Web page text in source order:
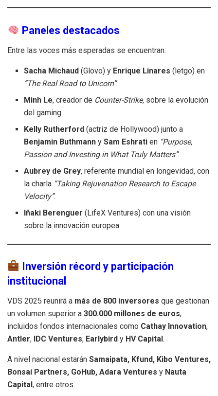
Paneles destacados
Entre las voces más esperadas se encuentran:
Sacha Michaud (Glovo) y Enrique Linares (letgo) en
“The Real Road to Unicorn”.
Minh Le, creador de Counter-Strike, sobre la evolución
del gaming.
Kelly Rutherford (actriz de Hollywood) junto a
Benjamin Buthmann ySam Eshrati en “Purpose,
Passion and Investing in What Truly Matters”.
Aubrey de Grey, referente mundial en longevidad, con
la charla “Taking Rejuvenation Research to Escape
Velocity”.
Iñaki Berenguer (LifeX Ventures) con una visión
sobre la innovación europea.
Inversión récord y participación
institucional
VDS 2025 reunirá a más de 800 inversores que gestionan
un volumen superior a 300.000 millones de euros,
incluidos fondos internacionales como Cathay Innovation,
Antler, IDC Ventures, Earlybird y HV Capital.
A nivel nacional estarán Samaipata, Kfund, Kibo Ventures,
Bonsai Partners, GoHub, Adara Ventures y Nauta
Capital, entre otros.